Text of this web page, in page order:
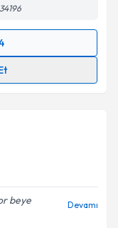
beye
Devamı